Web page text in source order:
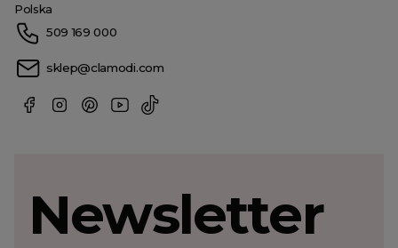
Polska
509 169 000
sklep@clamodi.com
Newsletter